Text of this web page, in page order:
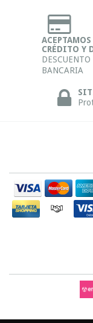
CRÉDITO Y
BANCARIA